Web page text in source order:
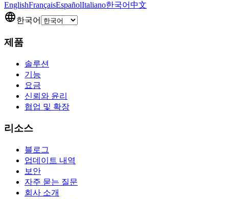
EnglishFrançaisEspañolItaliano한국어中文
한국어
제품
솔루션
기능
요금
신뢰와 윤리
협업 및 확장
리소스
블로그
업데이트 내역
보안
자주 묻는 질문
회사 소개